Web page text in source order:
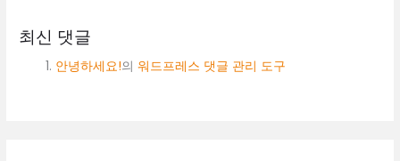
최신 댓글
안녕하세요!의워드프레스 댓글 관리 도구